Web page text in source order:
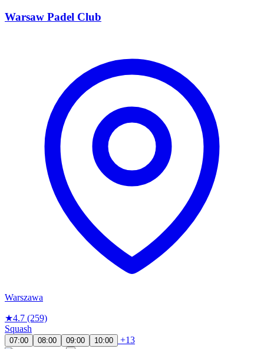
Warsaw Padel Club
Warszawa
★4.7 (259)
Squash
07:00 08:00 09:00 10:00
+13